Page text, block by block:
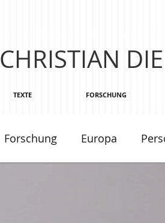
CHRISTIAN
TEXTE FORSCHUNG
Forschung Europa